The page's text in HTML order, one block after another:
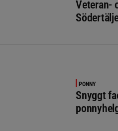
Veteran-
PONNY
Snyggt